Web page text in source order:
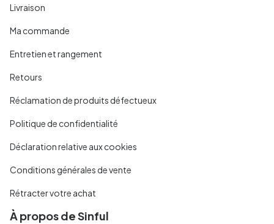
Livraison
Ma commande
Entretien et rangement
Retours
Réclamation de produits défectueux
Politique de confidentialité
Déclaration relative aux cookies
Conditions générales de vente
Rétracter votre achat
À propos de Sinful